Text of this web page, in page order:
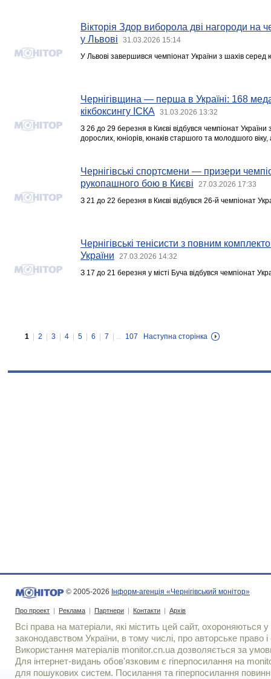
Вікторія Здор виборола дві нагороди на
у Львові
31.03.2026 15:14
У Львові завершився чемпіонат України з шахів серед
Чернігівщина — перша в Україні: 168
кікбоксингу ІСКА
31.03.2026 13:32
З 26 до 29 березня в Києві відбувся чемпіонат України
дорослих, юніорів, юнаків старшого та молодшого віку,
Чернігівські спортсмени — призери
рукопашного бою в Києві
27.03.2026 17:33
З 21 до 22 березня в Києві відбувся 26-й чемпіонат
Чернігівські тенісисти з повним
України
27.03.2026 14:32
З 17 до 21 березня у місті Буча відбувся чемпіонат
1 2 3 4 5 6 7 | ... 107 Наступна сторінка
© 2005-2026 Інформ-агенція «Чернігівський монітор»
Про проект | Реклама | Партнери | Контакти | Архів
Всі права на матеріали, які містить цей сайт, охороняються у
законодавством України, в тому числі, про авторське право і
Використання матерiалiв monitor.cn.ua дозволяється за
Для iнтернет-видань обов'язковим є гiперпосилання на
для пошукових систем. Посилання та гіперпосилання